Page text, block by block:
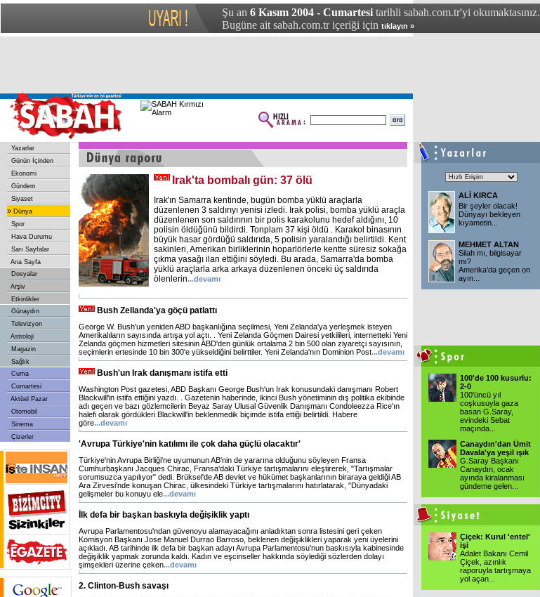
Şu an 6 Kasım 2004 - Cumartesi tarihli sabah.com.tr'yi okumaktasınız.
Bugüne ait sabah.com.tr içeriği için tıklayın »
Yazarlar
Günün İçinden
Ekonomi
Gündem
Siyaset
» Dünya
Spor
Hava Durumu
Sarı Sayfalar
Ana Sayfa
Dosyalar
Arşiv
Etkinlikler
Günaydın
Televizyon
Astroloji
Magazin
Sağlık
Cuma
Cumartesi
Aktüel Pazar
Otomobil
Sinema
Çizerler
Irak'ta bombalı gün: 37 ölü
Irak'ın Samarra kentinde, bugün bomba yüklü araçlarla
düzenlenen 3 saldırıyı yenisi izledi. Irak polisi, bomba yüklü araçla
düzenlenen son saldırının bir polis karakolunu hedef aldığını, 10
polisin öldüğünü bildirdi. Tonplam 37 kişi öldü . Karakol binasının
büyük hasar gördüğü saldırıda, 5 polisin yaralandığı belirtildi. Kent
sakinleri, Amerikan birliklerinin hoparlörlerle kentte süresiz sokağa
çıkma yasağı ilan ettiğini söyledi. Bu arada, Samarra'da bomba
yüklü araçlarla arka arkaya düzenlenen önceki üç saldırıda
ölenlerin...devamı
Bush Zellanda'ya göçü patlattı
George W. Bush'un yeniden ABD başkanlığına seçilmesi, Yeni Zelanda'ya yerleşmek isteyen
Amerikalıların sayısında artışa yol açtı. . Yeni Zelanda Göçmen Dairesi yetkilileri, internetteki Yeni
Zelanda göçmen hizmetleri sitesinin ABD'den günlük ortalama 2 bin 500 olan ziyaretçi sayısının,
seçimlerin ertesinde 10 bin 300'e yükseldiğini belirttiler. Yeni Zelanda'nın Dominion Post...devamı
Bush'un Irak danışmanı istifa etti
Washington Post gazetesi, ABD Başkanı George Bush'un Irak konusundaki danışmanı Robert
Blackwill'in istifa ettiğini yazdı. . Gazetenin haberinde, ikinci Bush yönetiminin dış politika ekibinde
adı geçen ve bazı gözlemcilerin Beyaz Saray Ulusal Güvenlik Danışmanı Condoleezza Rice'ın
halefi olarak gördükleri Blackwill'in beklenmedik biçimde istifa ettiği belirtildi. Habere
göre...devamı
'Avrupa Türkiye'nin katılımı ile çok daha güçlü olacaktır'
Türkiye'nin Avrupa Birliği'ne uyumunun AB'nin de yararına olduğunu söyleyen Fransa
Cumhurbaşkanı Jacques Chirac, Fransa'daki Türkiye tartışmalarını eleştirerek, "Tartışmalar
sorumsuzca yapılıyor" dedi. Brüksel'de AB devlet ve hükümet başkanlarının biraraya geldiği AB
Ara Zirvesi'nde konuşan Chirac, ülkesindeki Türkiye tartışmalarını hatırlatarak, "Dünyadaki
gelişmeler bu konuyu ele...devamı
İlk defa bir başkan baskıyla değişiklik yaptı
Avrupa Parlamentosu'ndan güvenoyu alamayacağını anladıktan sonra listesini geri çeken
Komisyon Başkanı Jose Manuel Durrao Barroso, beklenen değişiklikleri yaparak yeni üyelerini
açıkladı. AB tarihinde ilk defa bir başkan adayı Avrupa Parlamentosu'nun baskısıyla kabinesinde
değişiklik yapmak zorunda kaldı. Kadın ve eşcinseller hakkında söylediği sözlerden dolayı
şimşekleri üzerine çeken...devamı
2. Clinton-Bush savaşı
ALİ KIRCA
Bir şeyler olacak!
Dünyayı bekleyen
kıyametin
MEHMET ALTAN
Silah mı, bilgisayar
mı?
Amerika'da geçen on
ayın
100'de 100 kusurlu:
2-0
100'üncü yıl
coşkusuyla gaza
basan G.Saray,
evindeki Sebat
maçında
Canaydın'dan Ümit
Davala'ya yeşil ışık
G.Saray Başkanı
Canaydın, ocak
ayında kiralanması
gündeme gelen
Çiçek: Kurul 'entel'
işi
Adalet Bakanı Cemil
Çiçek, azınlık
raporuyla tartışmaya
yol açan